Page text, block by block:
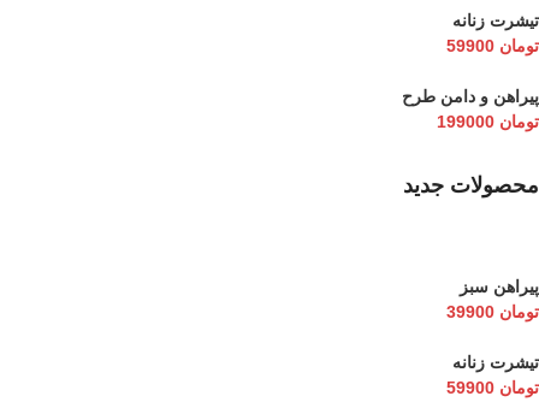
تیشرت زنانه
تومان
پیراهن و دامن طرح
تومان
محصولات جدید
پیراهن سبز
تومان
تیشرت زنانه
تومان